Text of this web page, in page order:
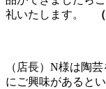
礼いたします。
（店長）N様は陶
にご興味があると